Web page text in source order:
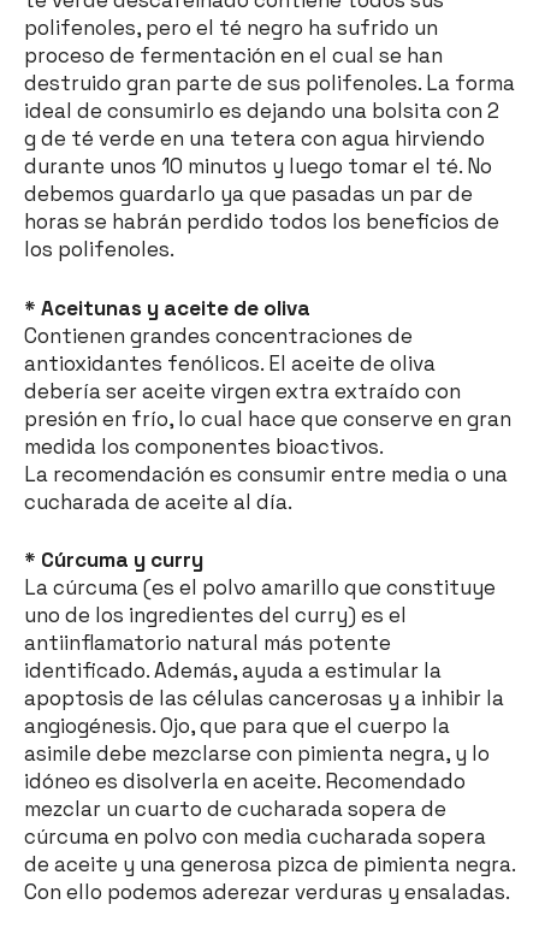
polifenoles, pero el té negro ha sufrido un
proceso de fermentación en el cual se han
destruido gran parte de sus polifenoles. La forma
ideal de consumirlo es dejando una bolsita con 2
g de té verde en una tetera con agua hirviendo
durante unos 10 minutos y luego tomar el té. No
debemos guardarlo ya que pasadas un par de
horas se habrán perdido todos los beneficios de
los polifenoles.
* Aceitunas y aceite de oliva
Contienen grandes concentraciones de
antioxidantes fenólicos. El aceite de oliva
debería ser aceite virgen extra extraído con
presión en frío, lo cual hace que conserve en gran
medida los componentes bioactivos.
La recomendación es consumir entre media o una
cucharada de aceite al día.
* Cúrcuma y curry
La cúrcuma (es el polvo amarillo que constituye
uno de los ingredientes del curry) es el
antiinflamatorio natural más potente
identificado. Además, ayuda a estimular la
apoptosis de las células cancerosas y a inhibir la
angiogénesis. Ojo, que para que el cuerpo la
asimile debe mezclarse con pimienta negra, y lo
idóneo es disolverla en aceite. Recomendado
mezclar un cuarto de cucharada sopera de
cúrcuma en polvo con media cucharada sopera
de aceite y una generosa pizca de pimienta negra.
Con ello podemos aderezar verduras y ensaladas.